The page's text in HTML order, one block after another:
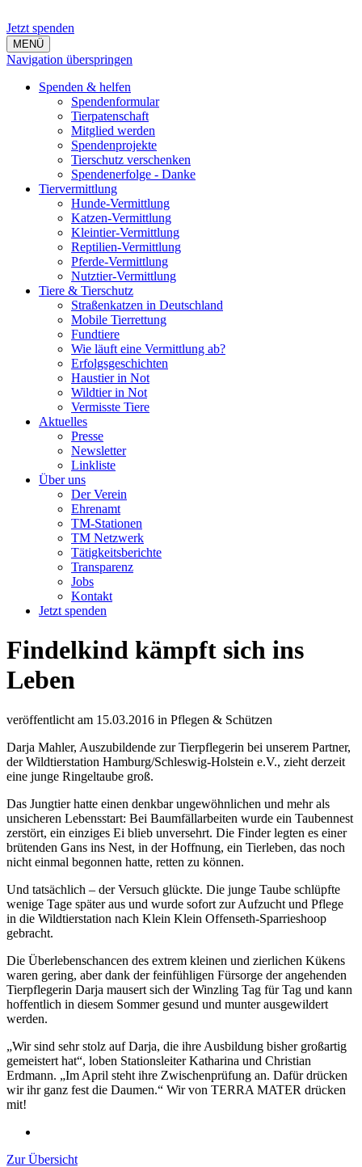
Jetzt spenden
MENÜ
Navigation überspringen
Spenden & helfen
Spendenformular
Tierpatenschaft
Mitglied werden
Spendenprojekte
Tierschutz verschenken
Spendenerfolge - Danke
Tiervermittlung
Hunde-Vermittlung
Katzen-Vermittlung
Kleintier-Vermittlung
Reptilien-Vermittlung
Pferde-Vermittlung
Nutztier-Vermittlung
Tiere & Tierschutz
Straßenkatzen in Deutschland
Mobile Tierrettung
Fundtiere
Wie läuft eine Vermittlung ab?
Erfolgsgeschichten
Haustier in Not
Wildtier in Not
Vermisste Tiere
Aktuelles
Presse
Newsletter
Linkliste
Über uns
Der Verein
Ehrenamt
TM-Stationen
TM Netzwerk
Tätigkeitsberichte
Transparenz
Jobs
Kontakt
Jetzt spenden
Findelkind kämpft sich ins
Leben
veröffentlicht am 15.03.2016 in Pflegen & Schützen
Darja Mahler, Auszubildende zur Tierpflegerin bei unserem Partner,
der Wildtierstation Hamburg/Schleswig-Holstein e.V., zieht derzeit
eine junge Ringeltaube groß.
Das Jungtier hatte einen denkbar ungewöhnlichen und mehr als
unsicheren Lebensstart: Bei Baumfällarbeiten wurde ein Taubennest
zerstört, ein einziges Ei blieb unversehrt. Die Finder legten es einer
brütenden Gans ins Nest, in der Hoffnung, ein Tierleben, das noch
nicht einmal begonnen hatte, retten zu können.
Und tatsächlich – der Versuch glückte. Die junge Taube schlüpfte
wenige Tage später aus und wurde sofort zur Aufzucht und Pflege
in die Wildtierstation nach Klein Klein Offenseth-Sparrieshoop
gebracht.
Die Überlebenschancen des extrem kleinen und zierlichen Kükens
waren gering, aber dank der feinfühligen Fürsorge der angehenden
Tierpflegerin Darja mausert sich der Winzling Tag für Tag und kann
hoffentlich in diesem Sommer gesund und munter ausgewildert
werden.
„Wir sind sehr stolz auf Darja, die ihre Ausbildung bisher großartig
gemeistert hat“, loben Stationsleiter Katharina und Christian
Erdmann. „Im April steht ihre Zwischenprüfung an. Dafür drücken
wir ihr ganz fest die Daumen.“ Wir von TERRA MATER drücken
mit!
Zur Übersicht